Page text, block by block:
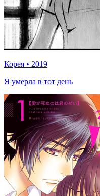
Корея • 2019
Я умерла в тот день